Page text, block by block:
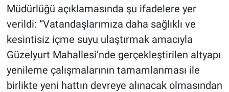
Müdürlüğü açıklamasında şu ifadelere yer
verildi: “Vatandaşlarımıza daha sağlıklı ve
kesintisiz içme suyu ulaştırmak amacıyla
Güzelyurt Mahallesi’nde gerçekleştirilen altyapı
yenileme çalışmalarının tamamlanması ile
birlikte yeni hattın devreye alınacak olmasından